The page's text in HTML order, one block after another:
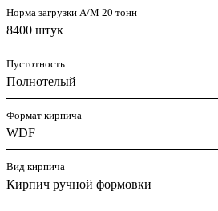
Норма загрузки А/М 20 тонн
8400 штук
Пустотность
Полнотелый
Формат кирпича
WDF
Вид кирпича
Кирпич ручной формовки